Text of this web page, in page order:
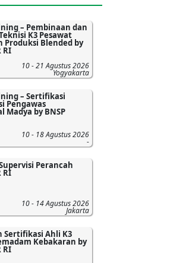
– Pembinaan dan
K3 Pesawat
Produksi Blended by
RI
10 - 21 Agustus 2026
Yogyakarta
– Sertifikasi
Pengawas
Madya by BNSP
10 - 18 Agustus 2026
-
Perancah
RI
10 - 14 Agustus 2026
Jakarta
Sertifikasi Ahli K3
Kebakaran by
RI